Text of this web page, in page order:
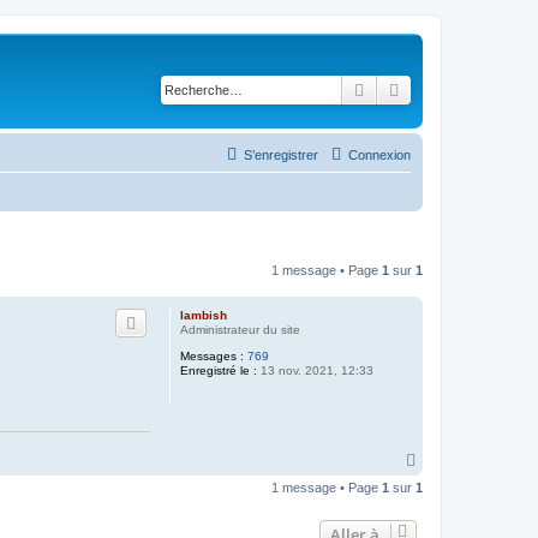
Rechercher
Connexion
S’enregistrer
1 message • Page 1 sur 1
lambish
Administrateur du site
Messages : 769
Enregistré le : 13 nov. 2021, 12:33
u
1 message • Page 1 sur 1